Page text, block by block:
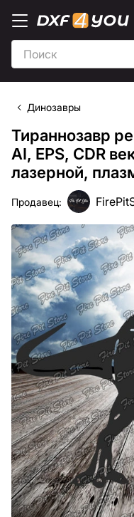
Динозавры
Тираннозавр
AI, EPS, CDR
лазерной,
Продавец: